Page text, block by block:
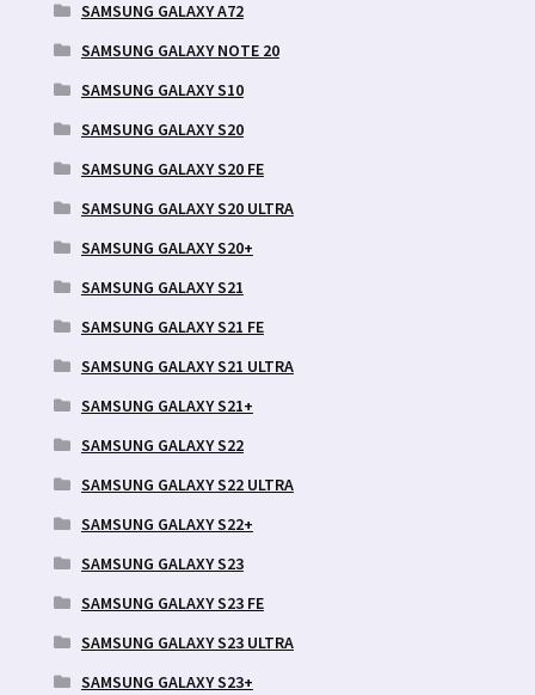
SAMSUNG GALAXY A72
SAMSUNG GALAXY NOTE 20
SAMSUNG GALAXY S10
SAMSUNG GALAXY S20
SAMSUNG GALAXY S20 FE
SAMSUNG GALAXY S20 ULTRA
SAMSUNG GALAXY S20+
SAMSUNG GALAXY S21
SAMSUNG GALAXY S21 FE
SAMSUNG GALAXY S21 ULTRA
SAMSUNG GALAXY S21+
SAMSUNG GALAXY S22
SAMSUNG GALAXY S22 ULTRA
SAMSUNG GALAXY S22+
SAMSUNG GALAXY S23
SAMSUNG GALAXY S23 FE
SAMSUNG GALAXY S23 ULTRA
SAMSUNG GALAXY S23+